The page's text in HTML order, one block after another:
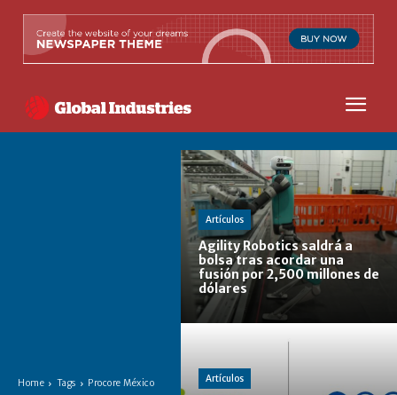
Home Tags Procore México
Artículos
Agility Robotics saldrá a
bolsa tras acordar una
fusión por 2,500 millones de
dólares
Artículos